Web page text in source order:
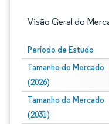
Visão Geral do
Período de Estudo
Tamanho do Mercado
(2026)
Tamanho do Mercado
(2031)